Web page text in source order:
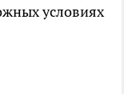
условиях